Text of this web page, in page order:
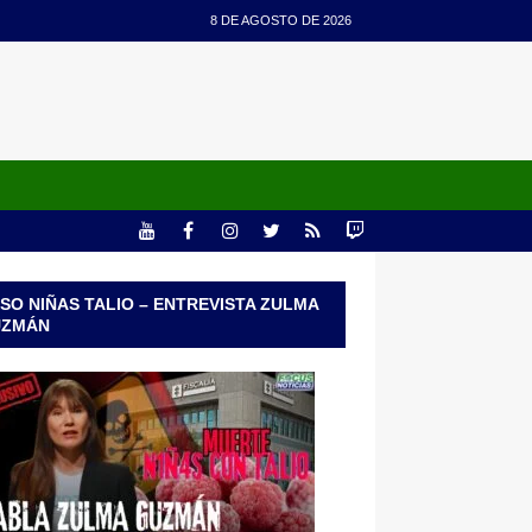
8 DE AGOSTO DE 2026
NIÑAS TALIO – ENTREVISTA ZULMA